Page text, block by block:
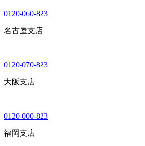
0120-060-823
名古屋支店
0120-070-823
大阪支店
0120-000-823
福岡支店